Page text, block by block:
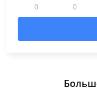
0 0